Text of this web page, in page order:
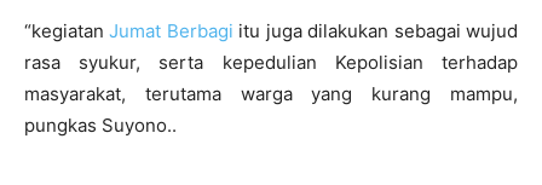
“kegiatanJumat Berbagi itu juga dilakukan sebagai wujud
rasa syukur, serta kepedulian Kepolisian terhadap
masyarakat, terutama warga yang kurang mampu,
pungkas Suyono..